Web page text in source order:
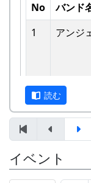
田んぼの真ん
ンドメンバー
他のバンドに
しばらくメン
かけごはん”
楽やっててよ
～。 (ポン四郎
棚田のイネに
5
棚⽥の
7
棚⽥の⾵
この町で
10
帰って
No バンド
1
アンジ
- アンジ
- アンジ
読む
イベント